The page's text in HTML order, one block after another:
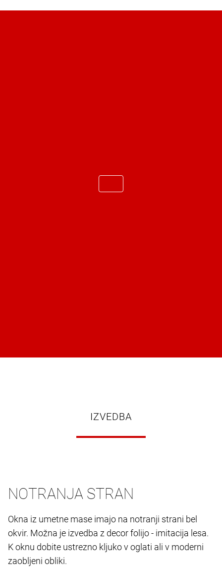
IZVEDBA
NOTRANJA STRAN
Okna iz umetne mase imajo na notranji strani bel
okvir. Možna je izvedba z decor folijo - imitacija lesa.
K oknu dobite ustrezno kljuko v oglati ali v moderni
zaobljeni obliki.